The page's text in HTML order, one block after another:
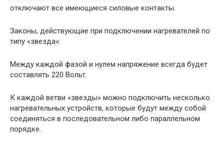
отключают все имеющиеся силовые контакты.
Законы, действующие при подключении нагревателей по
типу «звезда»:
Между каждой фазой и нулем напряжение всегда будет
составлять 220 Вольт.
К каждой ветви «звезды» можно подключить несколько
нагревательных устройств, которые будут между собой
соединяться в последовательном либо параллельном
порядке.